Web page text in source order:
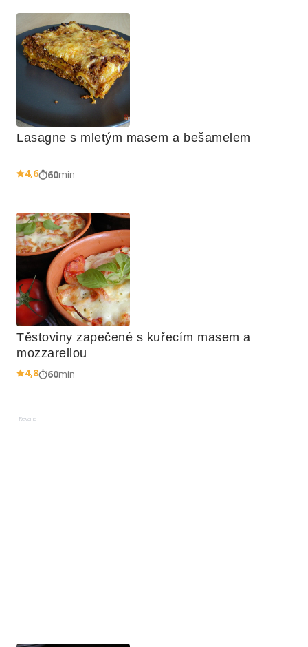
Lasagne s mletým masem a bešamelem
4,6 60min
Těstoviny zapečené s kuřecím masem a
mozzarellou
4,8 60min
Reklama